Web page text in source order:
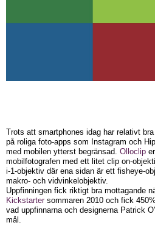
Trots att smartphones idag har relativt
på roliga foto-apps som Instagram och
med mobilen ytterst begränsad. Olloclip
mobilfotografen med ett litet clip on-
i-1-objektiv där ena sidan är ett fisheye-
makro- och vidvinkelobjektiv.
Uppfinningen fick riktigt bra mottagande
Kickstartersommaren 2010 och fick
vad uppfinnarna och designerna Patrick
mål.